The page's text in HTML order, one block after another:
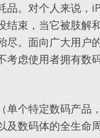
品。对个人来说，
结束，当它被肢解
尽。面向广大用户
考虑使用者拥有数
单个特定数码产品
及数码体的全生命